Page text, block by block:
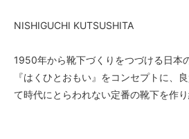
NISHIGUCHI KUTSUSHITA
1950年から靴下づくりをつづける日本
『はくひとおもい』をコンセプトに、
て時代にとらわれない定番の靴下を作り